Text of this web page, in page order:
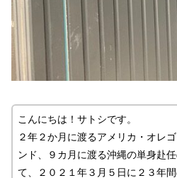
こんにちは！サトシです。
２年２か月に渡るアメリカ・オレ
ンド、９カ月に渡る沖縄の単身赴
て、２０２１年３月５日に２３年